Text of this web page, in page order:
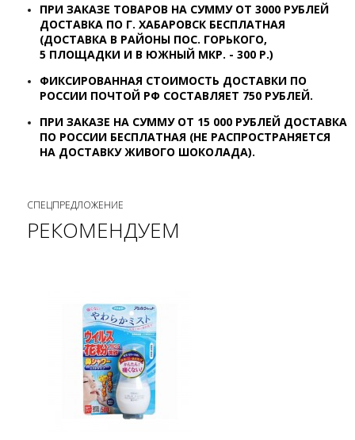
ПРИ ЗАКАЗЕ ТОВАРОВ НА СУММУ ОТ 3000 РУБЛЕЙ
ДОСТАВКА ПО Г. ХАБАРОВСК БЕСПЛАТНАЯ
(ДОСТАВКА В РАЙОНЫ ПОС. ГОРЬКОГО,
5 ПЛОЩАДКИ И В ЮЖНЫЙ МКР. - 300 Р.)
ФИКСИРОВАННАЯ СТОИМОСТЬ ДОСТАВКИ ПО
РОССИИ ПОЧТОЙ РФ СОСТАВЛЯЕТ 750 РУБЛЕЙ.
ПРИ ЗАКАЗЕ НА СУММУ ОТ 15 000 РУБЛЕЙ ДОСТАВКА
ПО РОССИИ БЕСПЛАТНАЯ (НЕ РАСПРОСТРАНЯЕТСЯ
НА ДОСТАВКУ ЖИВОГО ШОКОЛАДА).
СПЕЦПРЕДЛОЖЕНИЕ
РЕКОМЕНДУЕМ